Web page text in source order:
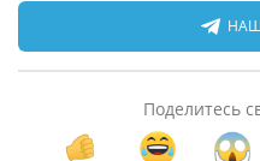
Поделитесь